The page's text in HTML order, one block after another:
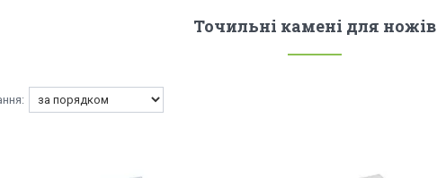
Точильні камені для ножів